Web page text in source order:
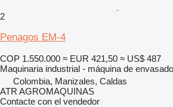
2
Penagos EM-4
COP 1.550.000 ≈ EUR 421,50 ≈ US$ 487
Maquinaria industrial - máquina de
Colombia, Manizales, Caldas
ATR AGROMAQUINAS
Contacte con el vendedor